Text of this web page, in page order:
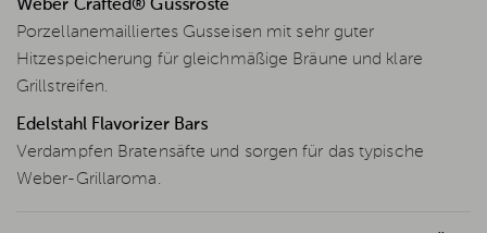
Weber Crafted® Gussroste
Porzellanemailliertes Gusseisen mit sehr guter
Hitzespeicherung für gleichmäßige Bräune und klare
Grillstreifen.
Edelstahl Flavorizer Bars
Verdampfen Bratensäfte und sorgen für das typische
Weber-Grillaroma.